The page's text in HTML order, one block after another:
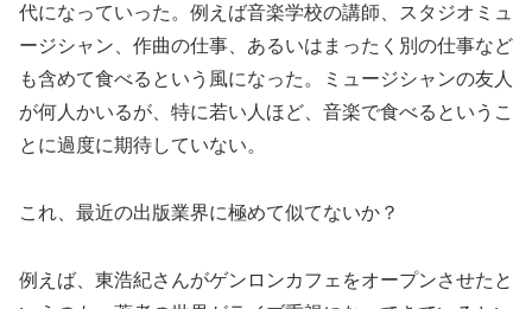
代になっていった。例えば音楽学校の講師、スタジオミュ
ージシャン、作曲の仕事、あるいはまったく別の仕事など
も含めて食べるという風になった。ミュージシャンの友人
が何人かいるが、特に若い人ほど、音楽で食べるというこ
とに過度に期待していない。
これ、最近の出版業界に極めて似てないか？
例えば、東浩紀さんがゲンロンカフェをオープンさせたと